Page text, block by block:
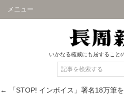
メニュー
いかなる権威にも屈すること
←
「STOP! インボイス」署名18万筆